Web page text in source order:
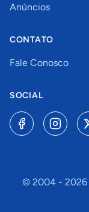
Anúncios
CONTATO
Fale Conosco
SOCIAL
© 2004 - 2026